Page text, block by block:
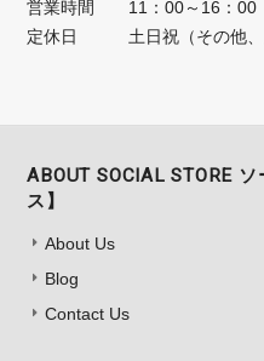
営業時間
11：00～16：00
定休日
土日祝（その他
ABOUT SOCIAL STORE
ス】
About Us
Blog
Contact Us